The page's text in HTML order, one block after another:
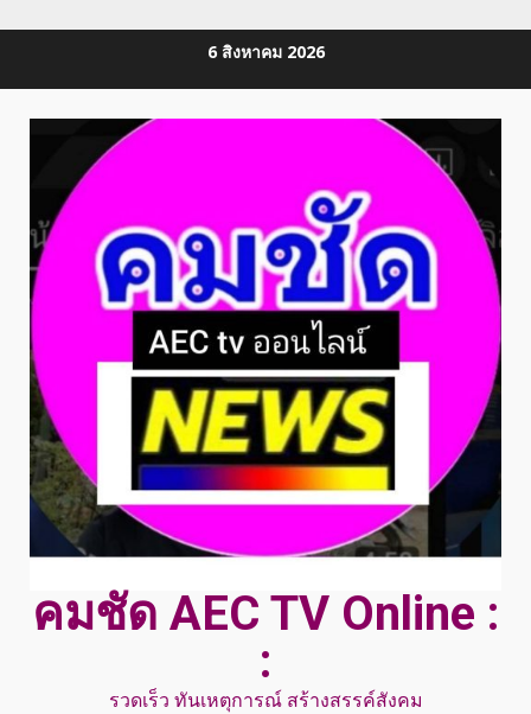
6 สิงหาคม 2026
คมชัด AEC TV Online :
:
รวดเร็ว ทันเหตุการณ์ สร้างสรรค์สังคม